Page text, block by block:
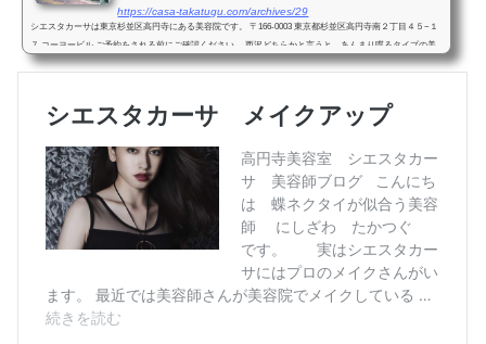
https://casa-takatugu.com/archives/29
シエスタカーサは東京杉並区高円寺にある美容院です。 〒166-0003 東京都杉並区高円寺南２丁目４５−１
７ コーヨービル ご予約をされる前にご確認ください。 西沢どちらかと言うと、あんまり喋るタイプの美
容師ではないと思います。髪、髪型の事以外あまり喋...